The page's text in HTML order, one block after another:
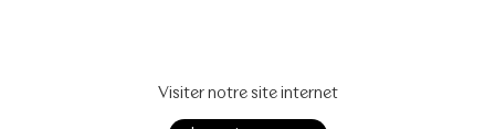
Visiter notre site internet